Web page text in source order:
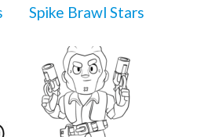
Spike Brawl Stars